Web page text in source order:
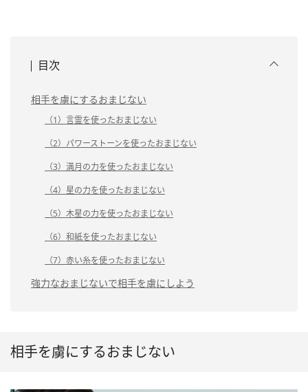
目次
相手を虜にするおまじない
（1）言霊を使ったおまじない
（2）パワーストーンを使ったおまじない
（3）満月の力を使ったおまじない
（4）星の力を使ったおまじない
（5）木星の力を使ったおまじない
（6）和紙を使ったおまじない
（7）赤い糸を使ったおまじない
強力なおまじないで相手を虜にしよう
相手を虜にするおまじない